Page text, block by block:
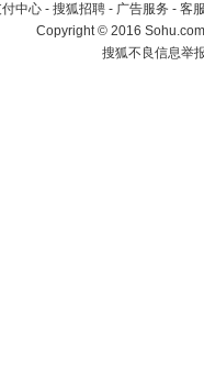
中心 - 搜狐招聘 - 广告服务 - 客
Copyright©2016
搜狐不良信息举